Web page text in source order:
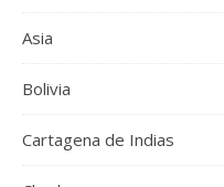
Asia
Bolivia
Cartagena de Indias